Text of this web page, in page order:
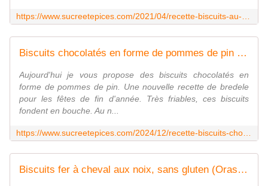
Biscuits chocolatés en forme de pommes de pin - Recette en vidéo - www.sucreetepices.com
Aujourd'hui je vous propose des biscuits chocolatés en
forme de pommes de pin. Une nouvelle recette de bredele
pour les fêtes de fin d'année. Très friables, ces biscuits
fondent en bouche. Au n...
Biscuits fer à cheval aux noix, sans gluten (Orasnice) - Recette en vidéo - www.sucreetepices.com